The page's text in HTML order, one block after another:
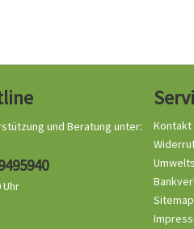
und Beratung unter:
Uhr
Kontakt
Sitemap